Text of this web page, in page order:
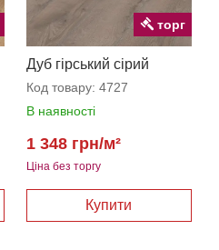
Дуб гірський сірий
Код товару: 4727
В наявності
Ціна без торгу
1 348 грн/м²
торг